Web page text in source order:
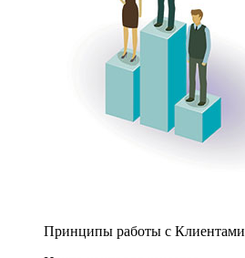
Принципы работы с Клиентами